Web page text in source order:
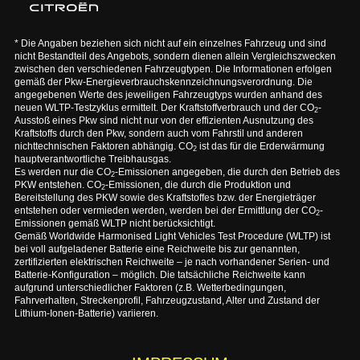
* Die Angaben beziehen sich nicht auf ein einzelnes Fahrzeug und sind
nicht Bestandteil des Angebots, sondern dienen allein Vergleichszwecken
zwischen den verschiedenen Fahrzeugtypen. Die Informationen erfolgen
gemäß der Pkw-Energieverbrauchskennzeichnungsverordnung. Die
angegebenen Werte des jeweiligen Fahrzeugtyps wurden anhand des
neuen WLTP-Testzyklus ermittelt. Der Kraftstoffverbrauch und der CO2-
Ausstoß eines Pkw sind nicht nur von der effizienten Ausnutzung des
Kraftstoffs durch den Pkw, sondern auch vom Fahrstil und anderen
nichttechnischen Faktoren abhängig. CO2ist das für die Erderwärmung
hauptverantwortliche Treibhausgas.
Es werden nur die CO2-Emissionen angegeben, die durch den Betrieb des
PKW entstehen. CO2-Emissionen, die durch die Produktion und
Bereitstellung des PKW sowie des Kraftstoffes bzw. der Energieträger
entstehen oder vermieden werden, werden bei der Ermittlung der CO2-
Emissionen gemäß WLTP nicht berücksichtigt.
Gemäß Worldwide Harmonised Light Vehicles Test Procedure (WLTP) ist
bei voll aufgeladener Batterie eine Reichweite bis zur genannten,
zertifizierten elektrischen Reichweite – je nach vorhandener Serien- und
Batterie-Konfiguration – möglich. Die tatsächliche Reichweite kann
aufgrund unterschiedlicher Faktoren (z.B. Wetterbedingungen,
Fahrverhalten, Streckenprofil, Fahrzeugzustand, Alter und Zustand der
Lithium-Ionen-Batterie) variieren.